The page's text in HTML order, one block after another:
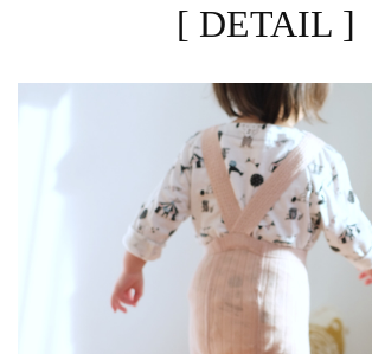
[ DETAIL ]